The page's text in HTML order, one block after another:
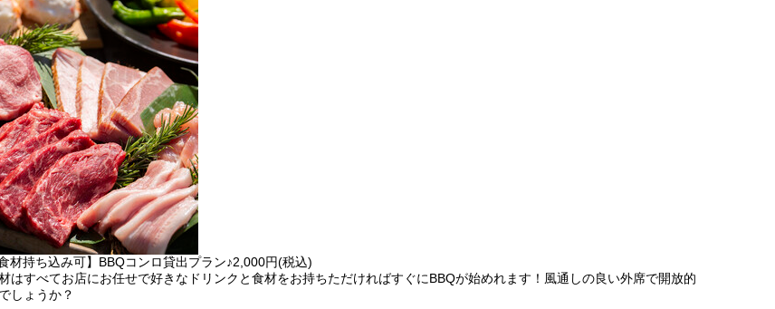
材持ち込み可】BBQコンロ貸出プラン♪2,000円(税込)
はすべてお店にお任せで好きなドリンクと食材をお持ちただければすぐにBBQが始めれます！風通しの良い外席で開放的
しょうか？